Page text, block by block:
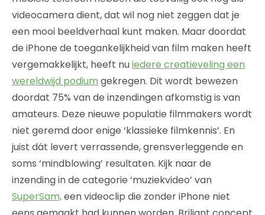
videocamera dient, dat wil nog niet zeggen dat je
een mooi beeldverhaal kunt maken. Maar doordat
de iPhone de toegankelijkheid van film maken heeft
vergemakkelijkt, heeft nuiedere creatieveling een
wereldwijd podium gekregen. Dit wordt bewezen
doordat 75% van de inzendingen afkomstig is van
amateurs. Deze nieuwe populatie filmmakers wordt
niet geremd door enige ‘klassieke filmkennis’. En
juist dát levert verrassende, grensverleggende en
soms ‘mindblowing’ resultaten. Kijk naar de
inzending in de categorie ‘muziekvideo’ van
SuperSam,een videoclip die zonder iPhone niet